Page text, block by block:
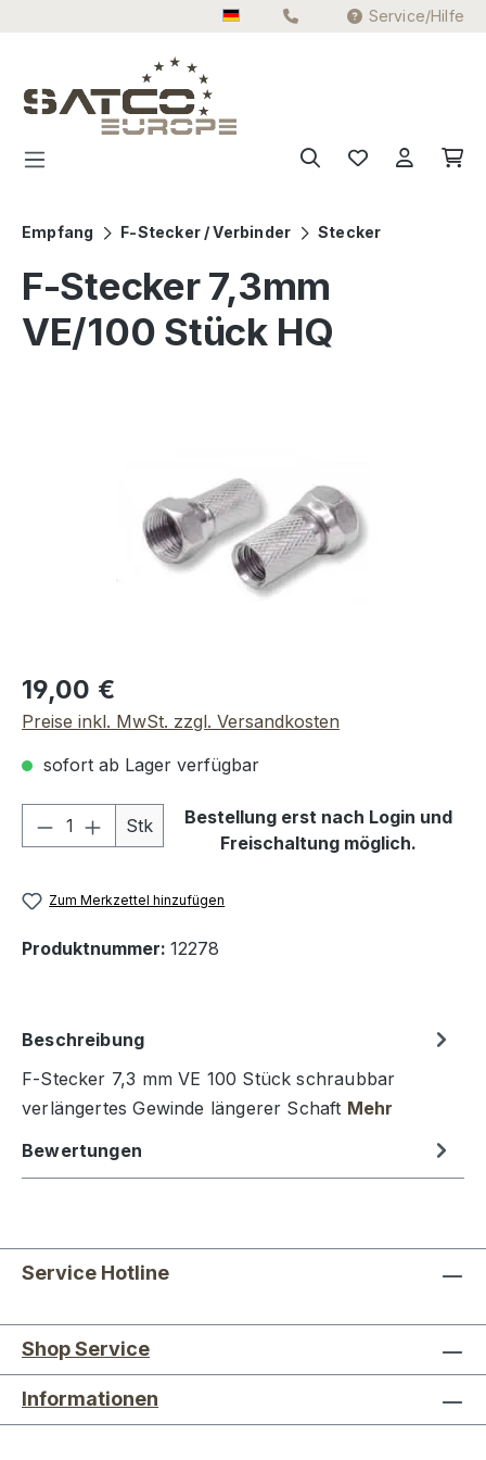
Zum Hauptinhalt springen Service/Hilfe
Empfang F-Stecker / Verbinder Stecker
F-Stecker 7,3mm
VE/100 Stück HQ
Regulärer Preis:
19,00 €
Preise inkl. MwSt. zzgl. Versandkosten
sofort ab Lager verfügbar
Produkt Anzahl: Gib den
Stk
Bestellung erst nach Login und
Freischaltung möglich.
Zum Merkzettel hinzufügen
Produktnummer: 12278
Beschreibung
F-Stecker 7,3 mm VE 100 Stück schraubbar
verlängertes Gewinde längerer Schaft Mehr
Bewertungen
Service Hotline
Shop Service
Informationen